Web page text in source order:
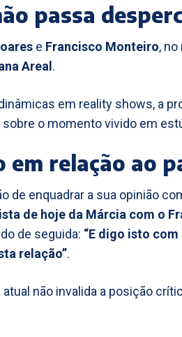
passa
e Francisco Monteiro,
Areal .
em reality shows, a
o momento vivido em
em relação ao
de enquadrar a sua opinião
de hoje da Márcia com o
de seguida: “E digo isto
relação”.
não invalida a posição